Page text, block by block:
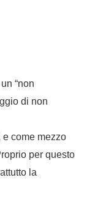
“non
di non
e come mezzo
per questo
la